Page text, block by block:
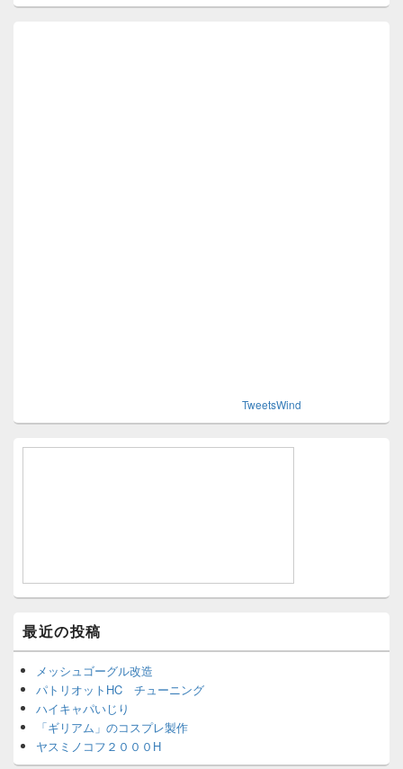
TweetsWind
最近の投稿
メッシュゴーグル改造
パトリオットHC チューニング
ハイキャパいじり
「ギリアム」のコスプレ製作
ヤスミノコフ２０００H